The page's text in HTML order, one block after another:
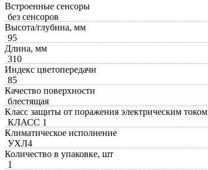
Встроенные сенсоры
без сенсоров
Высота/глубина, мм
95
Длина, мм
310
Индекс цветопередачи
85
Качество поверхности
блестящая
Класс защиты от поражения электрическим током
КЛАСС 1
Климатическое исполнение
УХЛ4
Количество в упаковке, шт
1